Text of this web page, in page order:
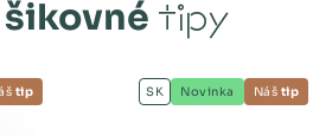
šikovné tipy
tip SK Novinka Náš tip